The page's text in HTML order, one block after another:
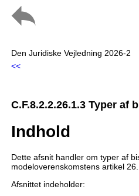
Den Juridiske Vejledning 2026-2
<<
C.F.8.2.2.26.1.3 Typer af
Indhold
Dette afsnit handler om typer af
modeloverenskomstens artikel 26.
Afsnittet indeholder: